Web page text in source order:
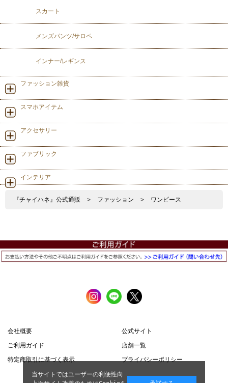
スカート
メンズパンツ/サロペ
インナー/レギンス
ファッション雑貨
スマホアイテム
アクセサリー
ファブリック
インテリア
『チャイハネ』公式通販 > ファッション > ワンピース
会社概要
公式サイト
ご利用ガイド
店舗一覧
特定商取引に基づく表示
プライバシーポリシー
当サイトではユーザーの利便性向